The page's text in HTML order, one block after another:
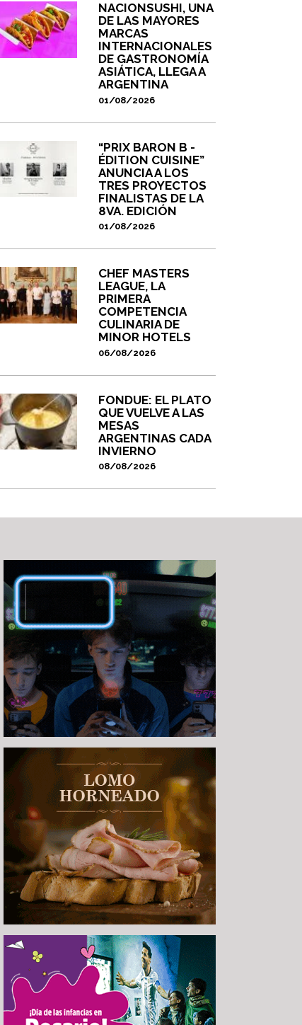
NACIONSUSHI, UNA
DE LAS MAYORES
MARCAS
INTERNACIONALES
DE GASTRONOMÍA
ASIÁTICA, LLEGA A
ARGENTINA
01/08/2026
“PRIX BARON B -
ÉDITION CUISINE”
ANUNCIA A LOS
TRES PROYECTOS
FINALISTAS DE LA
8VA. EDICIÓN
01/08/2026
CHEF MASTERS
LEAGUE, LA
PRIMERA
COMPETENCIA
CULINARIA DE
MINOR HOTELS
06/08/2026
FONDUE: EL PLATO
QUE VUELVE A LAS
MESAS
ARGENTINAS CADA
INVIERNO
08/08/2026